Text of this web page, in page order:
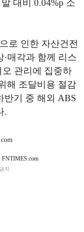
대비 0.04%p 소
로 인한 자산건전
매각과 함께 리스
오 관리에 집중하
해 조달비용 절감
반기 중 해외 ABS
.
지